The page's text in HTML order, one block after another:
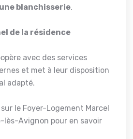
blanchisserie.
de la résidence
avec des services
et met à leur disposition
adapté.
le Foyer-Logement Marcel
lès-Avignon pour en savoir